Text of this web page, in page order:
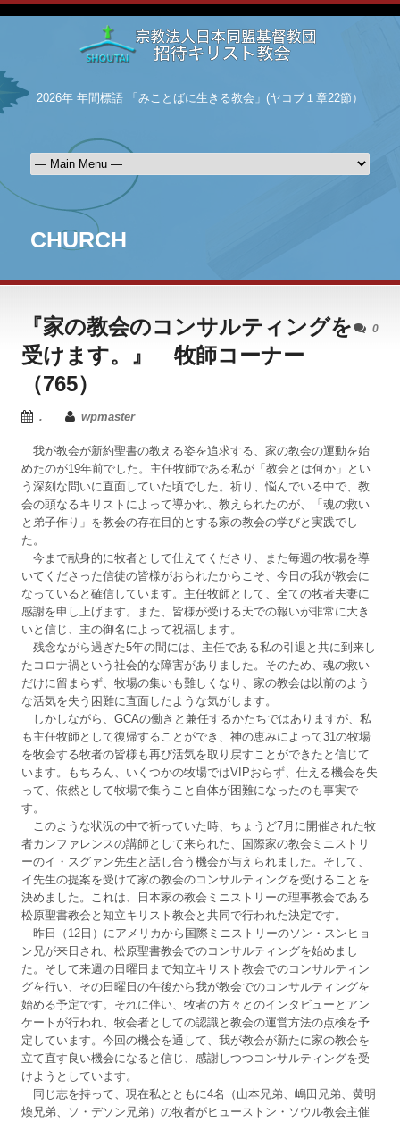
2026年 年間標語 「みことばに生きる教会」(ヤコブ１章22節）
CHURCH
0
『家の教会のコンサルティングを
受けます。』 牧師コーナー
（765）
. wpmaster
我が教会が新約聖書の教える姿を追求する、家の教会の運動を始
めたのが19年前でした。主任牧師である私が「教会とは何か」とい
う深刻な問いに直面していた頃でした。祈り、悩んでいる中で、教
会の頭なるキリストによって導かれ、教えられたのが、「魂の救い
と弟子作り」を教会の存在目的とする家の教会の学びと実践でし
た。
今まで献身的に牧者として仕えてくださり、また毎週の牧場を導
いてくださった信徒の皆様がおられたからこそ、今日の我が教会に
なっていると確信しています。主任牧師として、全ての牧者夫妻に
感謝を申し上げます。また、皆様が受ける天での報いが非常に大き
いと信じ、主の御名によって祝福します。
残念ながら過ぎた5年の間には、主任である私の引退と共に到来し
たコロナ禍という社会的な障害がありました。そのため、魂の救い
だけに留まらず、牧場の集いも難しくなり、家の教会は以前のよう
な活気を失う困難に直面したような気がします。
しかしながら、GCAの働きと兼任するかたちではありますが、私
も主任牧師として復帰することができ、神の恵みによって31の牧場
を牧会する牧者の皆様も再び活気を取り戻すことができたと信じて
います。もちろん、いくつかの牧場ではVIPおらず、仕える機会を失
って、依然として牧場で集うこと自体が困難になったのも事実で
す。
このような状況の中で祈っていた時、ちょうど7月に開催された牧
者カンファレンスの講師として来られた、国際家の教会ミニストリ
ーのイ・スグァン先生と話し合う機会が与えられました。そして、
イ先生の提案を受けて家の教会のコンサルティングを受けることを
決めました。これは、日本家の教会ミニストリーの理事教会である
松原聖書教会と知立キリスト教会と共同で行われた決定です。
昨日（12日）にアメリカから国際ミニストリーのソン・スンヒョ
ン兄が来日され、松原聖書教会でのコンサルティングを始めまし
た。そして来週の日曜日まで知立キリスト教会でのコンサルティン
グを行い、その日曜日の午後から我が教会でのコンサルティングを
始める予定です。それに伴い、牧者の方々とのインタビューとアン
ケートが行われ、牧会者としての認識と教会の運営方法の点検を予
定しています。今回の機会を通して、我が教会が新たに家の教会を
立て直す良い機会になると信じ、感謝しつつコンサルティングを受
けようとしています。
同じ志を持って、現在私とともに4名（山本兄弟、嶋田兄弟、黄明
煥兄弟、ソ・デソン兄弟）の牧者がヒューストン・ソウル教会主催